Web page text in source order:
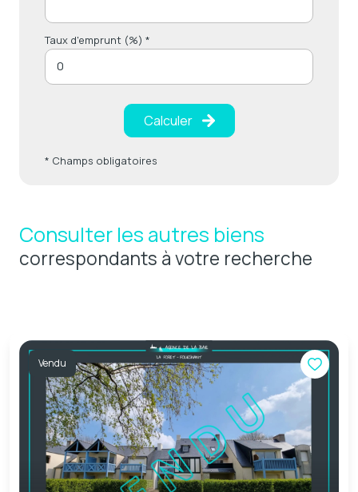
Taux d'emprunt (%) *
Calculer
* Champs obligatoires
Consulter les autres biens
correspondants à votre recherche
Vendu